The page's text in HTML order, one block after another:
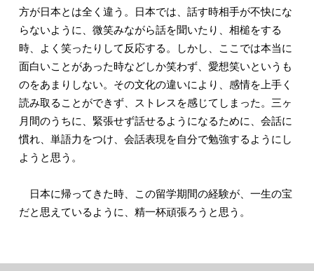
方が日本とは全く違う。日本では、話す時相手が不快にな
らないように、微笑みながら話を聞いたり、相槌をする
時、よく笑ったりして反応する。しかし、ここでは本当に
面白いことがあった時などしか笑わず、愛想笑いというも
のをあまりしない。その文化の違いにより、感情を上手く
読み取ることができず、ストレスを感じてしまった。三ヶ
月間のうちに、緊張せず話せるようになるために、会話に
慣れ、単語力をつけ、会話表現を自分で勉強するようにし
ようと思う。
日本に帰ってきた時、この留学期間の経験が、一生の宝
だと思えているように、精一杯頑張ろうと思う。